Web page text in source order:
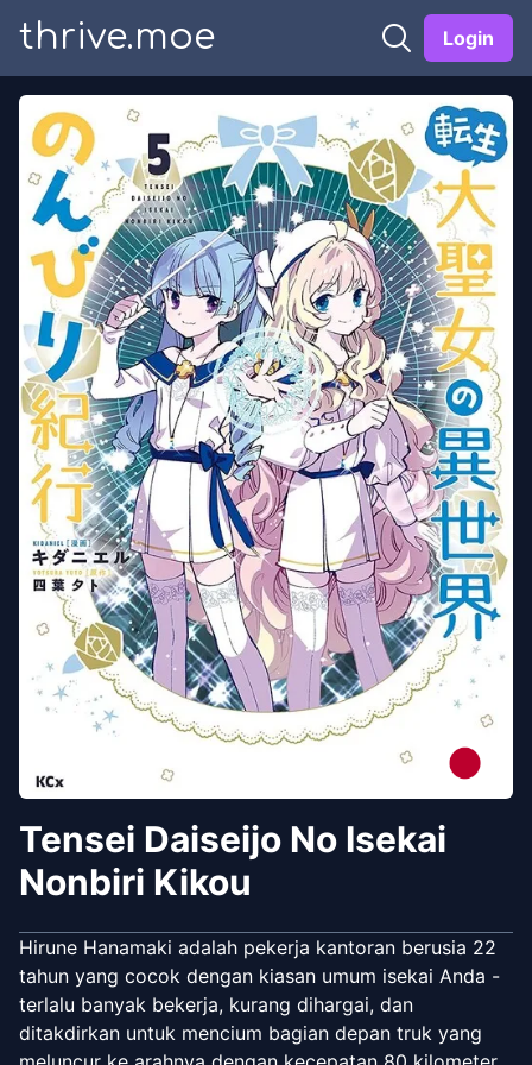
thrive.moe Login
Tensei Daiseijo No Isekai
Nonbiri Kikou
Hirune Hanamaki adalah pekerja kantoran berusia 22
tahun yang cocok dengan kiasan umum isekai Anda -
terlalu banyak bekerja, kurang dihargai, dan
ditakdirkan untuk mencium bagian depan truk yang